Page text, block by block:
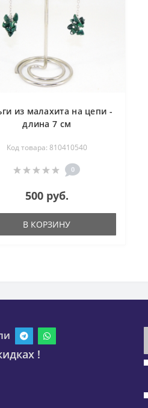
из малахита на цепи -
длина 7 см
Код товара: 810410540
0
500 руб.
В КОРЗИНУ
!